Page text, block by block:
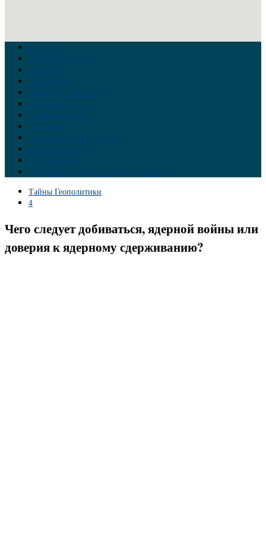
Главная
Война на Украине
Новости
Аналитика
Тайны Геополитики
Российские элиты
Теория заговора
Украина
Новый Мировой Порядок
Тайны истории
Обратная связь
Правила комментирования материалов
Тайны Геополитики
4
Чего следует добиваться, ядерной войны или
доверия к ядерному сдерживанию?